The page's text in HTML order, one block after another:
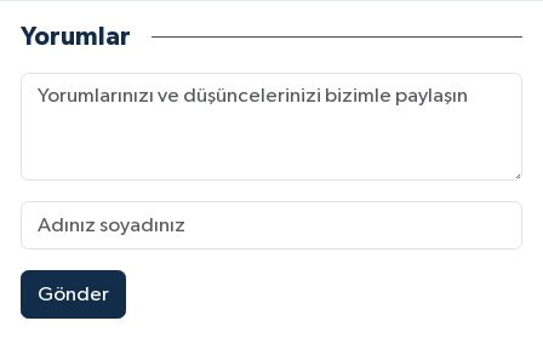
Yorumlar
Gönder